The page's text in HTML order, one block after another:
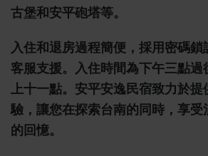
古堡和安平砲塔等。
入住和退房過程簡便，採用密碼鎖
客服支援。入住時間為下午三點過
上十一點。安平安逸民宿致力於
驗，讓您在探索台南的同時，享受
的回憶。